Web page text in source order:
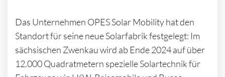
Das Unternehmen OPES Solar Mobility hat den
Standort für seine neue Solarfabrik festgelegt: Im
sächsischen Zwenkau wird ab Ende 2024 auf über
12.000 Quadratmetern spezielle Solartechnik für